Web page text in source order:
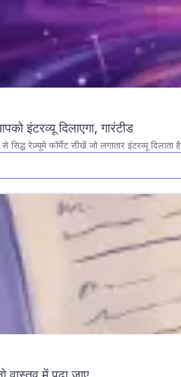
इंटरव्यू दिलाएगा, गारंटीड
सिद्ध रेज़्यूमे फॉर्मेट सीखें जो लगातार इंटरव्यू